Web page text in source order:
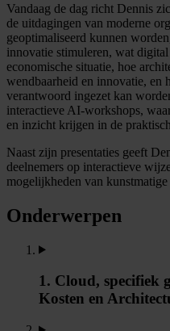
Vandaag de dag richt Dennis
de uitdagingen van moderne
geoptimaliseerd kunnen
innovatie stimuleren, wat
economische situatie, hoe
wendbaarheid en innovatie, en
verantwoord ingezet kan
interactieve AI-workshops,
en inzicht krijgen in de
Naast zijn presentaties geeft
deelnemers op interactieve
mogelijkheden van
Onderwerpen
1. Cloud, specifiek
Kosten en